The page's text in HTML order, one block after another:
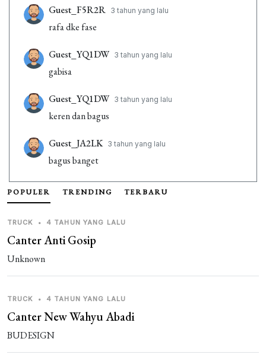
Guest_F5R2R 3 tahun yang lalu
rafa dke fase
Guest_YQ1DW 3 tahun yang lalu
gabisa
Guest_YQ1DW 3 tahun yang lalu
keren dan bagus
Guest_JA2LK 3 tahun yang lalu
bagus banget
Guest_VCTHG 3 tahun yang lalu
cuma Santika doang yang bisa
bagus banget
Guest_NC7YN
gelo lu
POPULER TRENDING TERBARU
TRUCK • 4 TAHUN YANG LALU
Canter Anti Gosip
Unknown
TRUCK • 4 TAHUN YANG LALU
Canter New Wahyu Abadi
BUDESIGN